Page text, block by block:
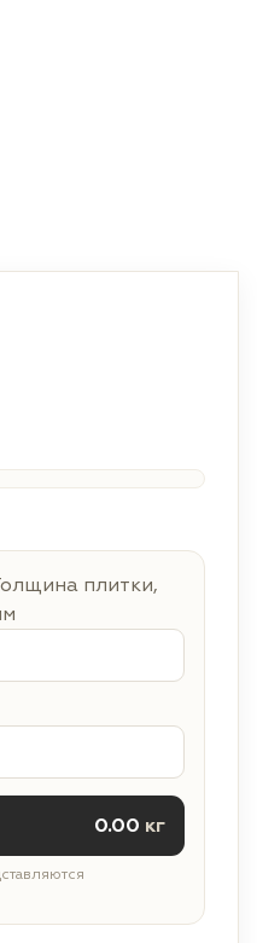
плитки,
0.00 кг